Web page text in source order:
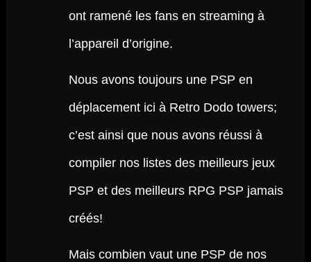
ont ramené les fans en streaming à
l’appareil d’origine.
Nous avons toujours une PSP en
déplacement ici à Retro Dodo towers;
c’est ainsi que nous avons réussi à
compiler nos listes des meilleurs jeux
PSP et des meilleurs RPG PSP jamais
créés!
Mais combien vaut une PSP de nos